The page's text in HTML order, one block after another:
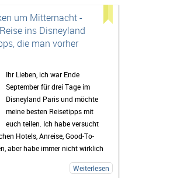
um Mitternacht -
ins Disneyland
die man vorher
Ihr Lieben, ich war Ende
September für drei Tage im
Disneyland Paris und möchte
meine besten Reisetipps mit
euch teilen. Ich habe versucht
Hotels, Anreise, Good-To-
aber habe immer nicht wirklich
habe ich euch diese Episode
euch nicht geht, wie mir. Hier
Weiterlesen